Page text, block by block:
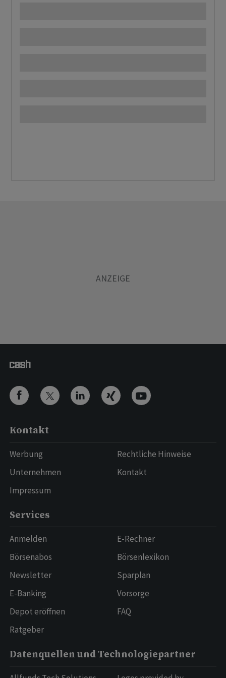
Kontakt
Werbung
Unternehmen
Impressum
Rechtliche Hinweise
Kontakt
Services
Anmelden
Börsenabos
Newsletter
E-Banking
Depot eröffnen
Ratgeber
E-Rechner
Börsenlexikon
Sparplan
Vorsorge
FAQ
Datenquellen und Technologiepartner